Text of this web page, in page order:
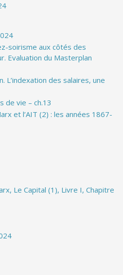
soirisme aux côtés des
Evaluation du Masterplan
L’indexation des salaires, une
de vie – ch.13
et l’AIT (2) : les années 1867-
Le Capital (1), Livre I, Chapitre